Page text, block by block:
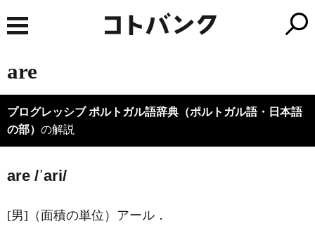
are
プログレッシブ ポルトガル語辞典（ポルトガル語・日本語
の部） の解説
are /ˈari/
[男]（面積の単位）アール．